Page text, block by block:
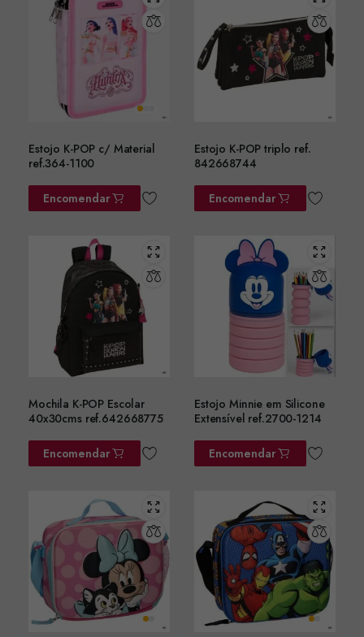
Estojo K-POP c/ Material
ref.364-1100
Encomendar
Estojo K-POP triplo ref.
842668744
Encomendar
Mochila K-POP Escolar
40x30cms ref.642668775
Encomendar
Estojo Minnie em Silicone
Extensível ref.2700-1214
Encomendar